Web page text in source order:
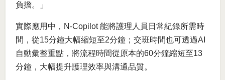
負擔。」
實際應用中，N-Copilot 能將護理人員日常紀錄所需時
間，從15分鐘大幅縮短至2分鐘；交班時間也可透過AI
自動彙整重點，將流程時間從原本的60分鐘縮短至13
分鐘，大幅提升護理效率與溝通品質。